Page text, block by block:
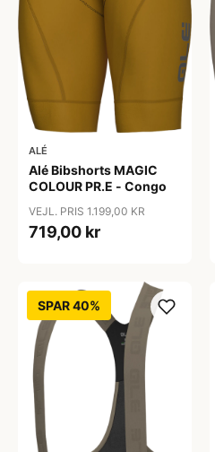
ALÉ
Alé Bibshorts MAGIC
COLOUR PR.E - Congo
VEJL. PRIS 1.199,00 KR
719,00 kr
SPAR 40%